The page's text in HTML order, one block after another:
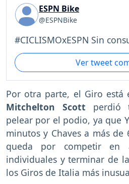
ESPN Bike
@ESPNBike
#CICLISMOxESPN Sin
Ver tweet
Por otra parte, el Giro está
Mitchelton Scott perdió
pelear por el podio, ya que
minutos y Chaves a más
queda por competir en
individuales y terminar de
los Giros de Italia más